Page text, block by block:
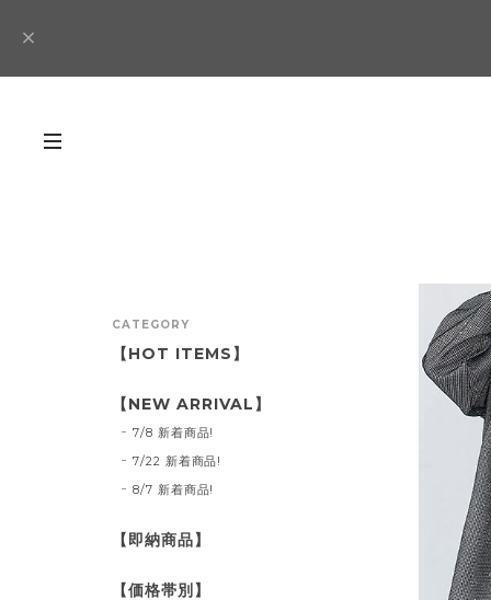
CATEGORY
【HOT ITEMS】
【NEW ARRIVAL】
7/8 新着商品!
7/22 新着商品!
8/7 新着商品!
【即納商品】
【価格帯別】